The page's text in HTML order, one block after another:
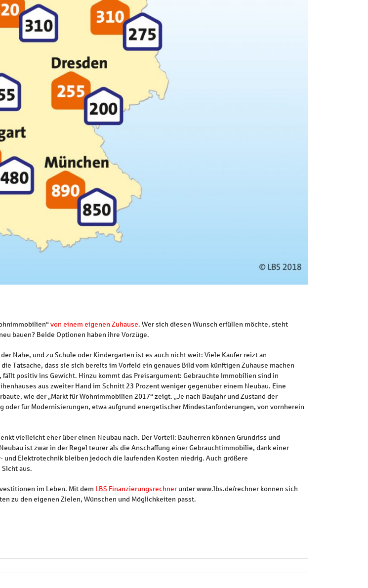
von einem eigenen Zuhause. Wer sich diesen Wunsch erfüllen möchte, steht
bauen? Beide Optionen haben ihre Vorzüge.
Nähe, und zu Schule oder Kindergarten ist es auch nicht weit: Viele Käufer reizt an
Tatsache, dass sie sich bereits im Vorfeld ein genaues Bild vom künftigen Zuhause machen
positiv ins Gewicht. Hinzu kommt das Preisargument: Gebrauchte Immobilien sind in
aus zweiter Hand im Schnitt 23 Prozent weniger gegenüber einem Neubau. Eine
wie der „Markt für Wohnimmobilien 2017“ zeigt. „Je nach Baujahr und Zustand der
für Modernisierungen, etwa aufgrund energetischer Mindestanforderungen, von vornherein
vielleicht eher über einen Neubau nach. Der Vorteil: Bauherren können Grundriss und
ist zwar in der Regel teurer als die Anschaffung einer Gebrauchtimmobilie, dank einer
Elektrotechnik bleiben jedoch die laufenden Kosten niedrig. Auch größere
aus.
im Leben. Mit dem LBS Finanzierungsrechner unter www.lbs.de/rechner können sich
zu den eigenen Zielen, Wünschen und Möglichkeiten passt.